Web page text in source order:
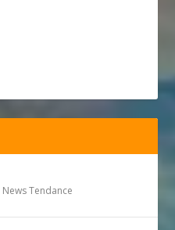
News Tendance